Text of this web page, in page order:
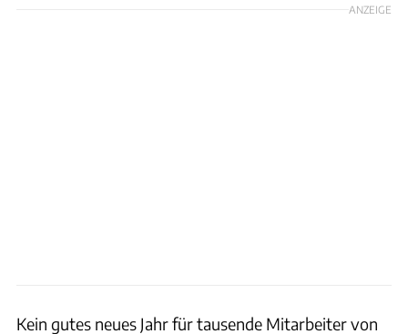
ANZEIGE
Kein gutes neues Jahr für tausende Mitarbeiter von